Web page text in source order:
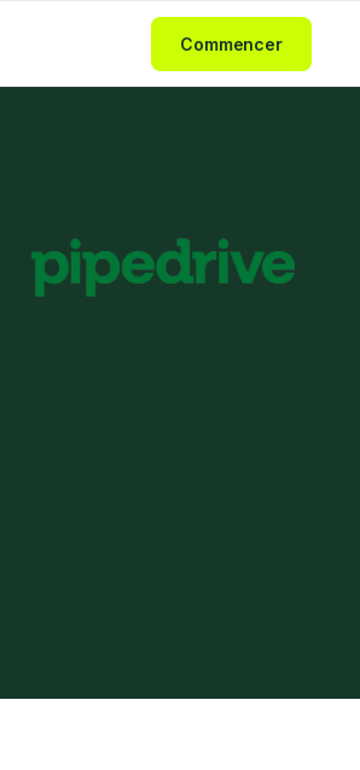
Commencer